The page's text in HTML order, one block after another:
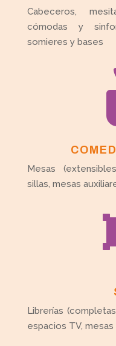
Cabeceros,
cómodas y
somieres y bases
Mesas
sillas, mesas
Librerías
espacios TV,